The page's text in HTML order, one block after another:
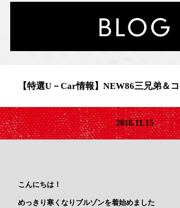
【特選U－Car情報】NEW86三兄弟＆
2018.11.15
こんにちは！
めっきり寒くなりブルゾンを着始めました